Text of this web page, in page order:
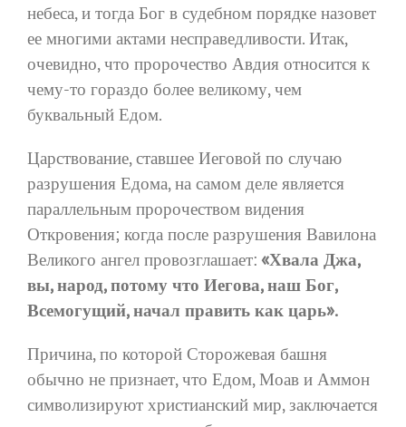
небеса, и тогда Бог в судебном порядке назовет
ее многими актами несправедливости. Итак,
очевидно, что пророчество Авдия относится к
чему-то гораздо более великому, чем
буквальный Едом.
Царствование, ставшее Иеговой по случаю
разрушения Едома, на самом деле является
параллельным пророчеством видения
Откровения; когда после разрушения Вавилона
Великого ангел провозглашает: «Хвала Джа,
вы, народ, потому что Иегова, наш Бог,
Всемогущий, начал править как царь».
Причина, по которой Сторожевая башня
обычно не признает, что Едом, Моав и Аммон
символизируют христианский мир, заключается